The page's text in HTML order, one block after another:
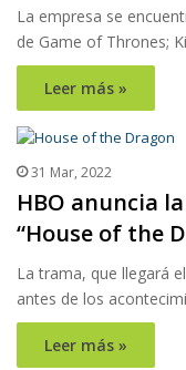
La empresa se
de Game of Thrones;
Leer más »
31 Mar, 2022
HBO anuncia
“House of the
La trama, que llegará
antes de los
Leer más »